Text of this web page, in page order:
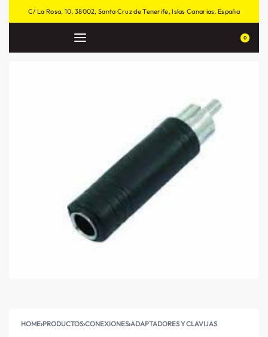
C/ La Rosa, 10, 38002, Santa Cruz de Tenerife, Islas Canarias, España
0
HOME›PRODUCTOS›CONEXIONES›ADAPTADORES Y CLAVIJAS